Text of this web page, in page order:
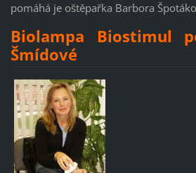
pomáhá je oštěpařka Barbora
Biolampa Biostimul
Šmídové